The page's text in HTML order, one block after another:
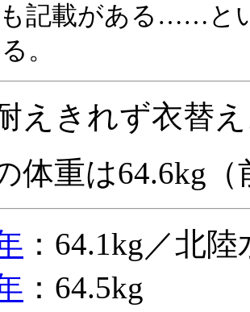
も記載がある……と
。
えきれず衣替
体重は64.6kg（
：64.1kg／北
：64.5kg